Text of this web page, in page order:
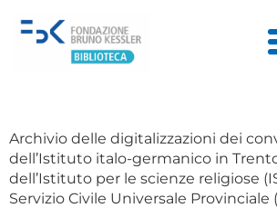
Archivio delle digitalizzazioni dei
dell’Istituto italo-germanico in
dell’Istituto per le scienze religiose
Servizio Civile Universale Provinciale